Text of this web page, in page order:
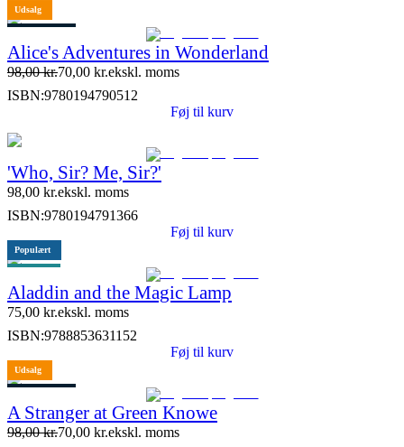
Udsalg
Alice's Adventures in Wonderland
98,00kr.70,00 kr.ekskl. moms
ISBN:9780194790512
Føj til kurv
'Who, Sir? Me, Sir?'
98,00 kr.ekskl. moms
ISBN:9780194791366
Føj til kurv
Populært
Aladdin and the Magic Lamp
75,00 kr.ekskl. moms
ISBN:9788853631152
Føj til kurv
Udsalg
A Stranger at Green Knowe
98,00kr.70,00 kr.ekskl. moms